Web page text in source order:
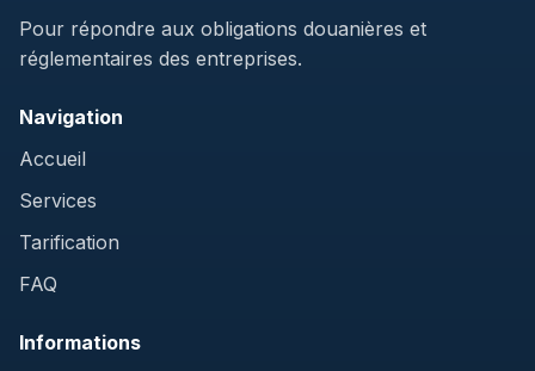
Pour répondre aux obligations douanières et
réglementaires des entreprises.
Navigation
Accueil
Services
Tarification
FAQ
Informations